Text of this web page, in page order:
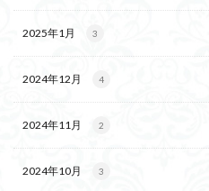
2025年1月 3
2024年12月 4
2024年11月 2
2024年10月 3